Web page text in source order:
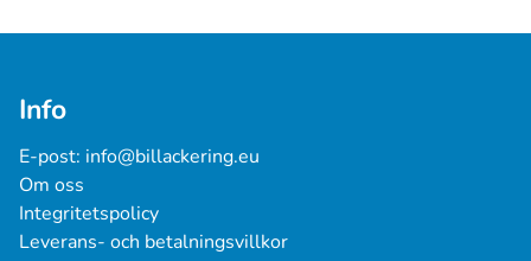
Info
E-post: info@billackering.eu
Om oss
Integritetspolicy
Leverans- och betalningsvillkor